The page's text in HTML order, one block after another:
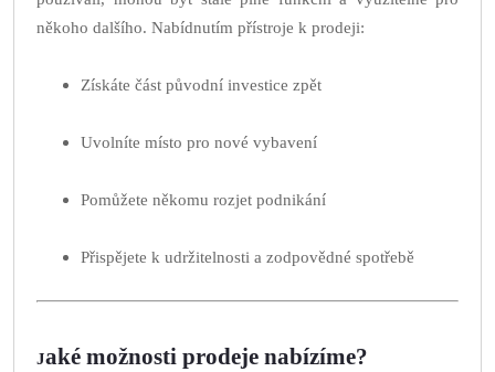
někoho dalšího. Nabídnutím přístroje k prodeji:
Získáte část původní investice zpět
Uvolníte místo pro nové vybavení
Pomůžete někomu rozjet podnikání
Přispějete k udržitelnosti a zodpovědné spotřebě
Jaké možnosti prodeje nabízíme?